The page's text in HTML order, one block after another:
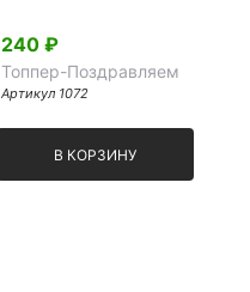
240 ₽
Топпер-Поздравляем
Артикул 1072
В КОРЗИНУ